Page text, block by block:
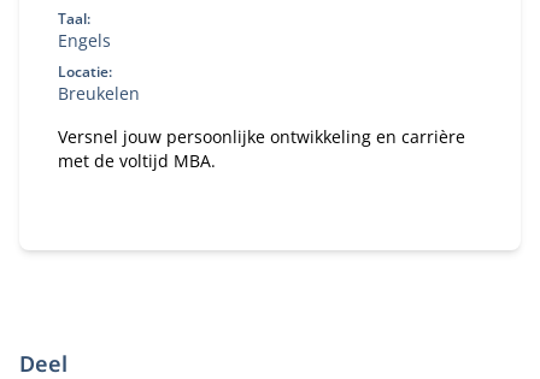
Taal:
Engels
Locatie:
Breukelen
Versnel jouw persoonlijke ontwikkeling en carrière
met de voltijd MBA.
Deel